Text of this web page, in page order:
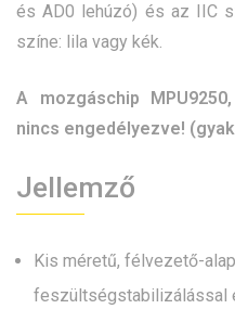
és AD0 lehúzó) és az IIC
színe: lila vagy kék.
A mozgáschip
nincs engedélyezve!
Jellemző
Kis méretű, félvezető-
feszültségstabilizálással